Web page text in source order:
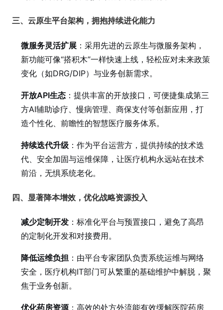
三、云原生平台架构，拥抱持续进化能力
微服务灵活扩展 ：采用先进的云原生与微服务架构，
新功能可像“搭积木”一样快速上线，轻松应对未来政策
变化（如DRG/DIP）与业务创新需求。
开放API生态 ：提供丰富的开放接口，可便捷集成第三
方AI辅助诊疗、慢病管理、商保支付等创新应用，打
造个性化、前瞻性的智慧医疗服务体系。
持续迭代升级 ：作为平台运营方，提供持续的技术迭
代、安全加固与运维保障，让医疗机构永远站在技术
前沿，无惧系统老化。
四、显著降本增效，优化战略资源投入
减少定制开发 ：标准化平台与预置接口，避免了高昂
的定制化开发和对接费用。
降低运维负担 ：由平台专家团队负责系统运维与网络
安全，医疗机构IT部门可从繁重的基础维护中解脱，聚
焦于业务创新。
优化药房资源 ：高效的处方外流能有效缓解医院药房